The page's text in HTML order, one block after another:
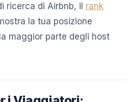
ricerca di Airbnb, il rank
la tua posizione
maggior parte degli host